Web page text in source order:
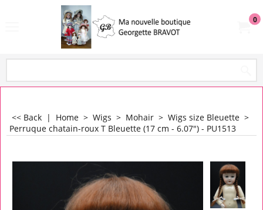
0
<< Back | Home > Wigs > Mohair > Wigs size Bleuette >
Perruque chatain-roux T Bleuette (17 cm - 6.07") - PU1513